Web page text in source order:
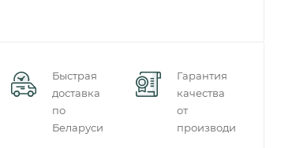
Быстрая
доставка
по
Беларуси
Гарантия
качества
от
производителей